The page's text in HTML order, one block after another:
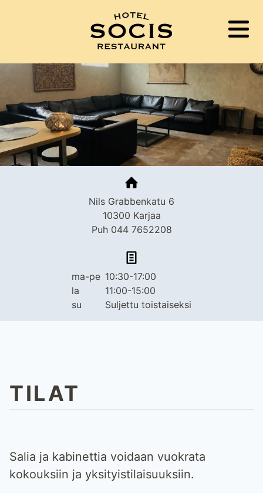
PUB NORRIS
HOTELLI
CATERING
YHTEYSTIEDOT
SVENSKA
Nils Grabbenkatu 6
10300 Karjaa
Puh 044 7652208
ma-pe
la
su
10:30-17:00
11:00-15:00
Suljettu toistaiseksi
TILAT
Salia ja kabinettia voidaan vuokrata
kokouksiin ja yksityistilaisuuksiin.